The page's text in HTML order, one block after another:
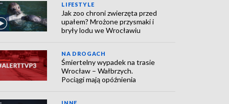
LIFESTYLE
Jak zoo chroni zwierzęta przed
upałem? Mrożone przysmaki i
bryły lodu we Wrocławiu
NA DROGACH
Śmiertelny wypadek na trasie
Wrocław – Wałbrzych.
Pociągi mają opóźnienia